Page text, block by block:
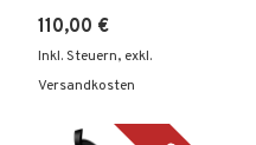
110,00 €
Inkl. Steuern, exkl.
Versandkosten